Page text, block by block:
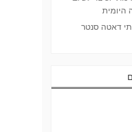
היומית
דאטה סנטר